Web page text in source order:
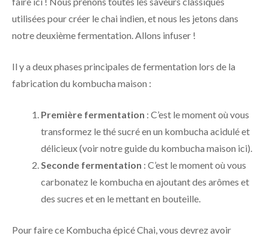
utilisées pour créer le chai indien, et nous les jetons dans
notre deuxième fermentation. Allons infuser !
Il y a deux phases principales de fermentation lors de la
fabrication du kombucha maison :
Première fermentation : C’est le moment où vous
transformez le thé sucré en un kombucha acidulé et
délicieux (voir notre guide du kombucha maison ici).
Seconde fermentation : C’est le moment où vous
carbonatez le kombucha en ajoutant des arômes et
des sucres et en le mettant en bouteille.
Pour faire ce Kombucha épicé Chai, vous devrez avoir